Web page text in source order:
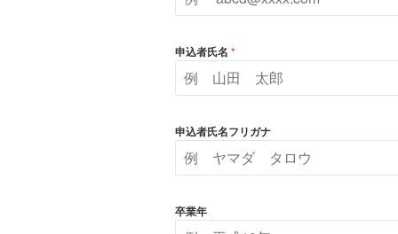
申込者氏名 *
申込者氏名フリガナ
卒業年